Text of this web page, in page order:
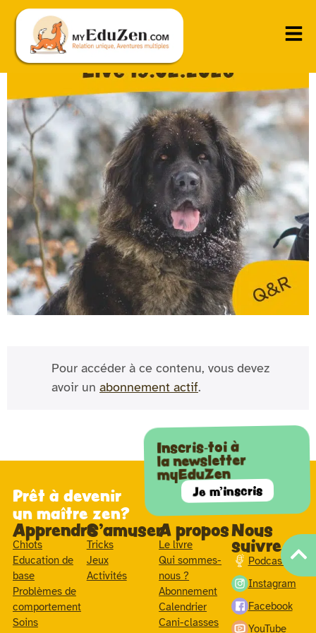
Live 19-02-2026
Pour accéder à ce contenu, vous devez
avoir un abonnement actif.
Prêt à devenir
un maître zen?
Inscris-toi à
la newsletter
myEduZen
Je m'inscris
Apprendre
Chiots
Education de
base
Problèmes de
comportement
Soins
S'amuser
Tricks
Jeux
Activités
A propos
Le livre
Qui sommes-
nous ?
Abonnement
Calendrier
Cani-classes
Nous
suivre
Podcast
Instagram
Facebook
YouTube